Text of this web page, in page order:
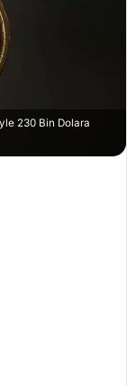
230 Bin Dolara